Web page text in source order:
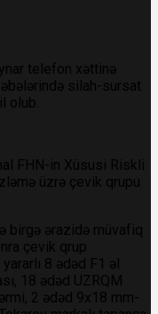
telefon xəttinə
silah-sursat
olub.
FHN-in Xüsusi Riskli
üzrə çevik qrupu
birgə ərazidə müvafiq
çevik qrup
8 ədəd F1 əl
18 ədəd UZRQM
2 ədəd 9x18 mm-